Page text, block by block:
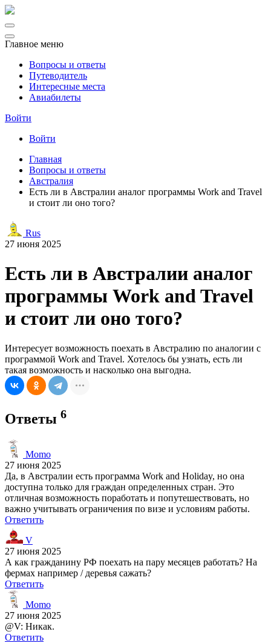
Главное меню
Вопросы и ответы
Путеводитель
Интересные места
Авиабилеты
Войти
Войти
Главная
Вопросы и ответы
Австралия
Есть ли в Австралии аналог программы Work and Travel
и стоит ли оно того?
Rus
27 июня 2025
Есть ли в Австралии аналог
программы Work and Travel
и стоит ли оно того?
Интересует возможность поехать в Австралию по аналогии с
программой Work and Travel. Хотелось бы узнать, есть ли
такая возможность и насколько она выгодна.
Ответы 6
Momo
27 июня 2025
Да, в Австралии есть программа Work and Holiday, но она
доступна только для граждан определенных стран. Это
отличная возможность поработать и попутешествовать, но
важно учитывать ограничения по визе и условиям работы.
Ответить
V
27 июня 2025
А как гражданину РФ поехать на пару месяцев работать? На
фермах например / деревья сажать?
Ответить
Momo
27 июня 2025
@V: Никак.
Ответить